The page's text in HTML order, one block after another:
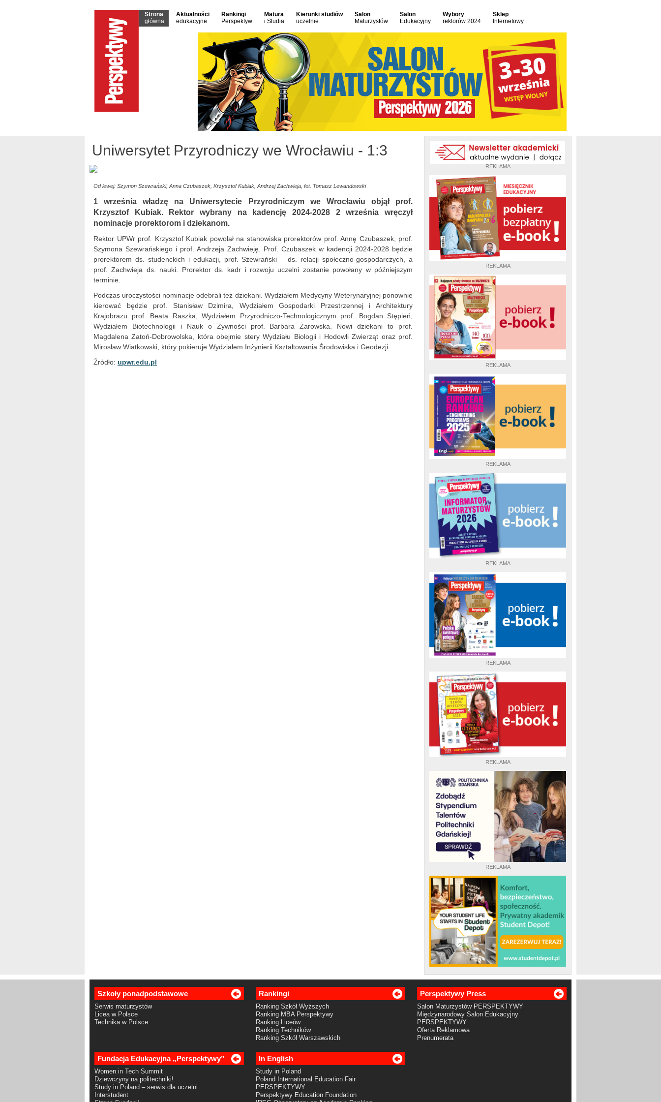
Strona
główna
Aktualności
edukacyjne
Rankingi
Perspektyw
Matura
i Studia
Kierunki studiów
uczelnie
Salon
Maturzystów
Salon
Edukacyjny
Wybory
rektorów 2024
Sklep
Internetowy
REKLAMA
REKLAMA
REKLAMA
REKLAMA
REKLAMA
REKLAMA
REKLAMA
REKLAMA
Uniwersytet Przyrodniczy we Wrocławiu - 1:3
Od lewej: Szymon Szewrański, Anna Czubaszek, Krzysztof Kubiak, Andrzej Zachwieja, fot. Tomasz Lewandowski
1 września władzę na Uniwersytecie Przyrodniczym we Wrocławiu objął prof.
Krzysztof Kubiak. Rektor wybrany na kadencję 2024-2028 2 września wręczył
nominacje prorektorom i dziekanom.
Rektor UPWr prof. Krzysztof Kubiak powołał na stanowiska prorektorów prof. Annę Czubaszek, prof.
Szymona Szewrańskiego i prof. Andrzeja Zachwieję. Prof. Czubaszek w kadencji 2024-2028 będzie
prorektorem ds. studenckich i edukacji, prof. Szewrański – ds. relacji społeczno-gospodarczych, a
prof. Zachwieja ds. nauki. Prorektor ds. kadr i rozwoju uczelni zostanie powołany w późniejszym
terminie.
Podczas uroczystości nominacje odebrali też dziekani. Wydziałem Medycyny Weterynaryjnej ponownie
kierować będzie prof. Stanisław Dzimira, Wydziałem Gospodarki Przestrzennej i Architektury
Krajobrazu prof. Beata Raszka, Wydziałem Przyrodniczo-Technologicznym prof. Bogdan Stępień,
Wydziałem Biotechnologii i Nauk o Żywności prof. Barbara Żarowska. Nowi dziekani to prof.
Magdalena Zatoń-Dobrowolska, która obejmie stery Wydziału Biologii i Hodowli Zwierząt oraz prof.
Mirosław Wiatkowski, który pokieruje Wydziałem Inżynierii Kształtowania Środowiska i Geodezji.
Źródło: upwr.edu.pl
Szkoły ponadpodstawowe
Serwis maturzystów
Licea w Polsce
Technika w Polsce
Rankingi
Ranking Szkół Wyższych
Ranking MBA Perspektywy
Ranking Liceów
Ranking Techników
Ranking Szkół Warszawskich
Perspektywy Press
Salon Maturzystów PERSPEKTYWY
Międzynarodowy Salon Edukacyjny
PERSPEKTYWY
Oferta Reklamowa
Prenumerata
Fundacja Edukacyjna „Perspektywy”
Women in Tech Summit
Dziewczyny na politechniki!
Study in Poland – serwis dla uczelni
Interstudent
In English
Study in Poland
Poland International Education Fair
PERSPEKTYWY
Perspektywy Education Foundation